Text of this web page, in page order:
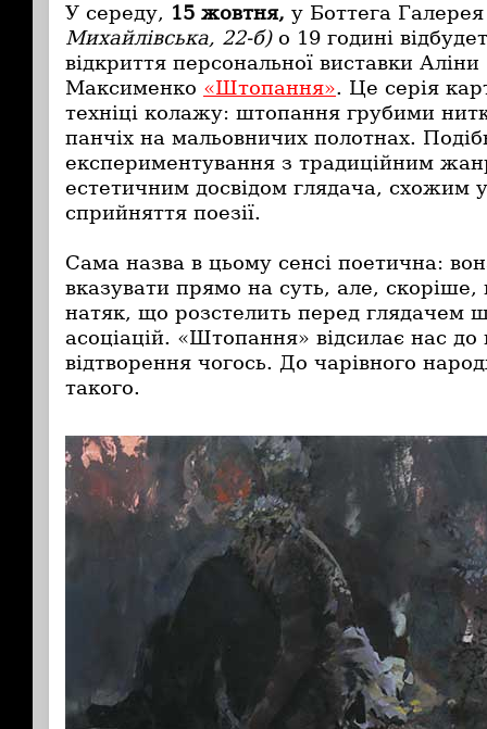
У середу, 15 жовтня, у Боттега
Михайлівська, 22-б)о 19 годині
відкриття персональної виставки Аліни
Максименко «Штопання». Це серія
техніці колажу: штопання грубими
панчіх на мальовничих полотнах.
експериментування з традиційним
естетичним досвідом глядача, схожим
сприйняття поезії.
Сама назва в цьому сенсі поетична:
вказувати прямо на суть, але,
натяк, що розстелить перед глядачем
асоціацій. «Штопання» відсилає нас до
відтворення чогось. До чарівного
такого.